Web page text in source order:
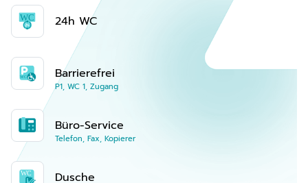
24h WC
Barrierefrei
P1, WC 1, Zugang
Büro-Service
Telefon, Fax, Kopierer
Dusche